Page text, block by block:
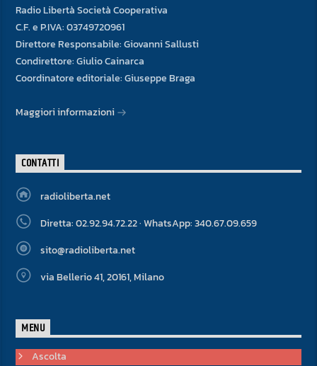
Radio Libertà Società Cooperativa
C.F. e P.IVA: 03749720961
Direttore Responsabile: Giovanni Sallusti
Condirettore: Giulio Cainarca
Coordinatore editoriale: Giuseppe Braga
Maggiori informazioni
CONTATTI
radioliberta.net
Diretta: 02.92.94.72.22 · WhatsApp: 340.67.09.659
sito@radioliberta.net
via Bellerio 41, 20161, Milano
MENU
Ascolta